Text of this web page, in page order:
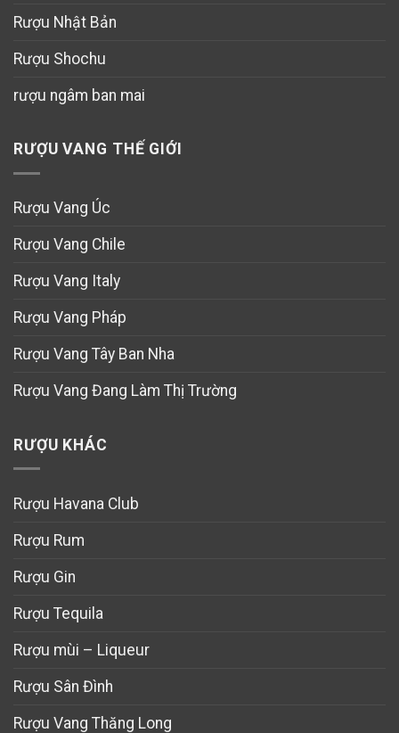
Rượu Nhật Bản
Rượu Shochu
rượu ngâm ban mai
RƯỢU VANG THẾ GIỚI
Rượu Vang Úc
Rượu Vang Chile
Rượu Vang Italy
Rượu Vang Pháp
Rượu Vang Tây Ban Nha
Rượu Vang Đang Làm Thị Trường
RƯỢU KHÁC
Rượu Havana Club
Rượu Rum
Rượu Gin
Rượu Tequila
Rượu mùi – Liqueur
Rượu Sân Đình
Rượu Vang Thăng Long